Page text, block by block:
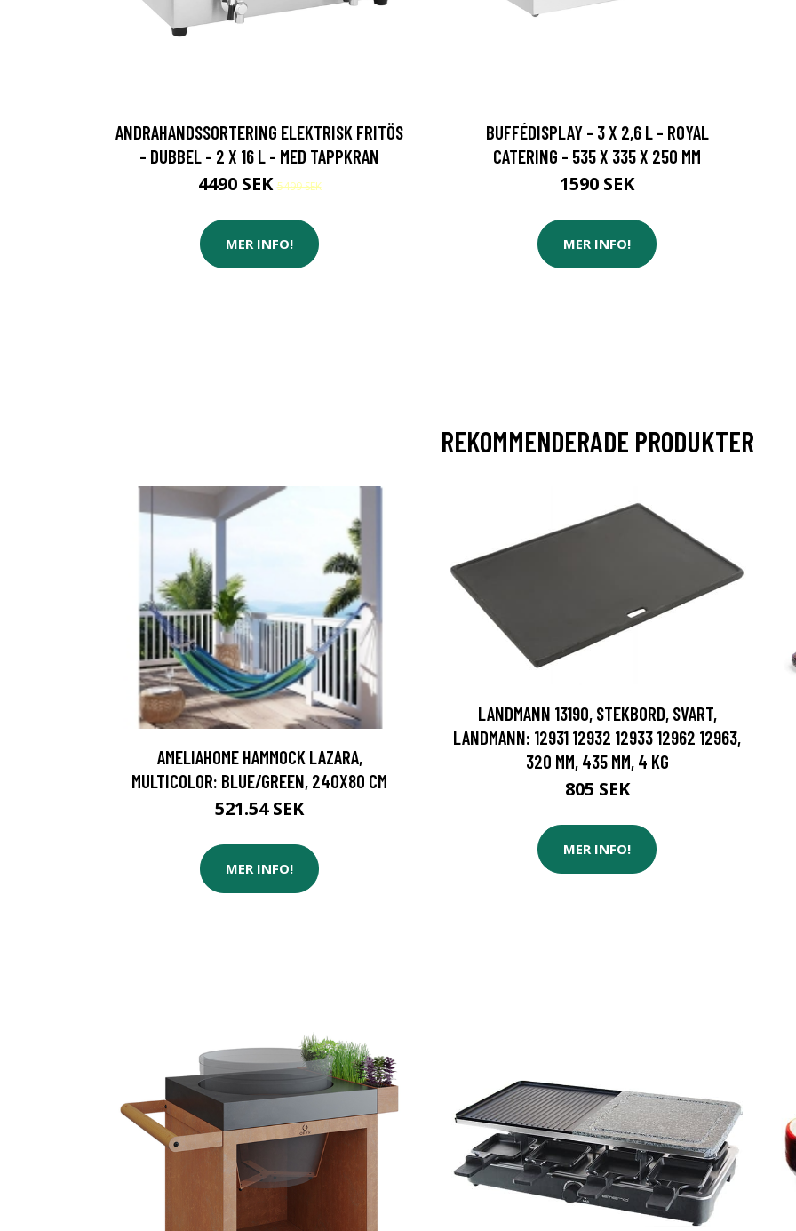
ANDRAHANDSSORTERING ELEKTRISK FRITÖS
- DUBBEL - 2 X 16 L - MED TAPPKRAN
4490 SEK5499 SEK
MER INFO!
BUFFÉDISPLAY - 3 X 2,6 L - ROYAL
CATERING - 535 X 335 X 250 MM
1590 SEK
MER INFO!
REKOMMENDERADE PRODUKTER
AMELIAHOME HAMMOCK LAZARA,
MULTICOLOR: BLUE/GREEN, 240X80 CM
521.54 SEK
MER INFO!
LANDMANN 13190, STEKBORD, SVART,
LANDMANN: 12931 12932 12933 12962 12963,
320 MM, 435 MM, 4 KG
805 SEK
MER INFO!